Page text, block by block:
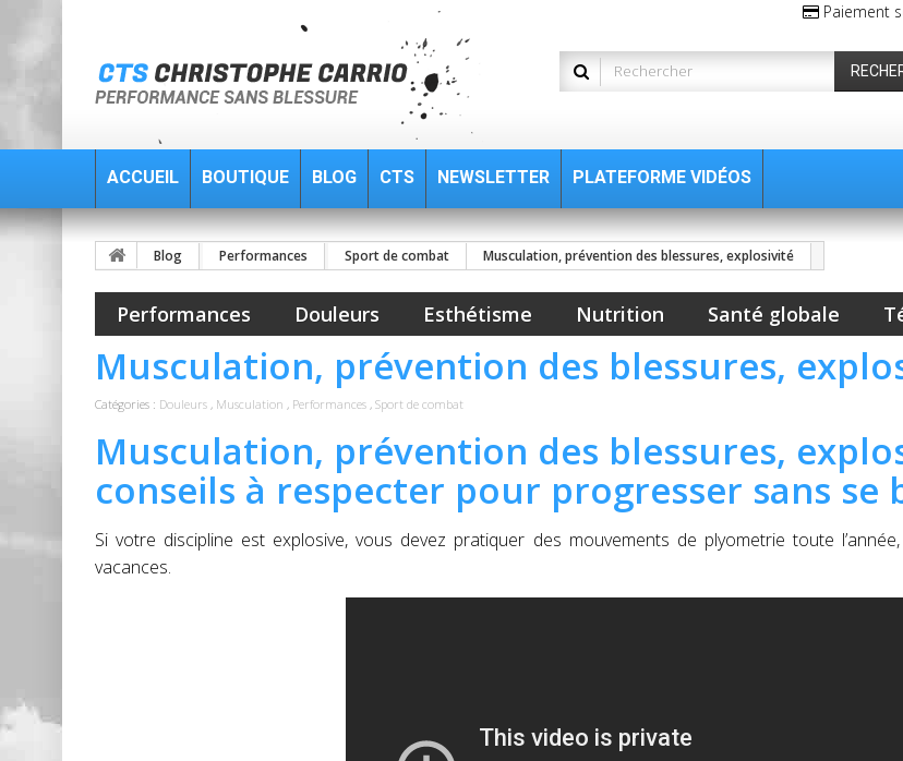
Paiement
ACCUEIL BOUTIQUE BLOG CTS NEWSLETTER PLATEFORME VIDÉOS
Blog Performances Sport de combat Musculation, prévention des blessures, explosivité
Performances Douleurs Esthétisme Nutrition Santé globale
Musculation, prévention des blessures,
Catégories : Douleurs , Musculation , Performances , Sport de combat
Musculation, prévention des blessures,
conseils à respecter pour progresser sans se
Si votre discipline est explosive, vous devez pratiquer des mouvements de plyometrie toute
vacances.